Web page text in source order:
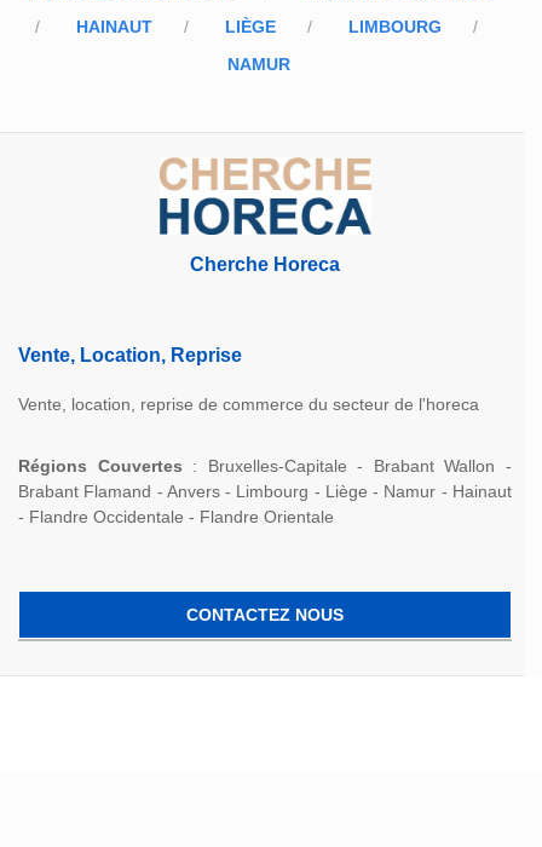
HAINAUT
LIÈGE
LIMBOURG
NAMUR
Cherche Horeca
Vente, Location, Reprise
Vente, location, reprise de commerce du secteur de l'horeca
Régions Couvertes : Bruxelles-Capitale - Brabant Wallon -
Brabant Flamand - Anvers - Limbourg - Liège - Namur - Hainaut
- Flandre Occidentale - Flandre Orientale
CONTACTEZ NOUS